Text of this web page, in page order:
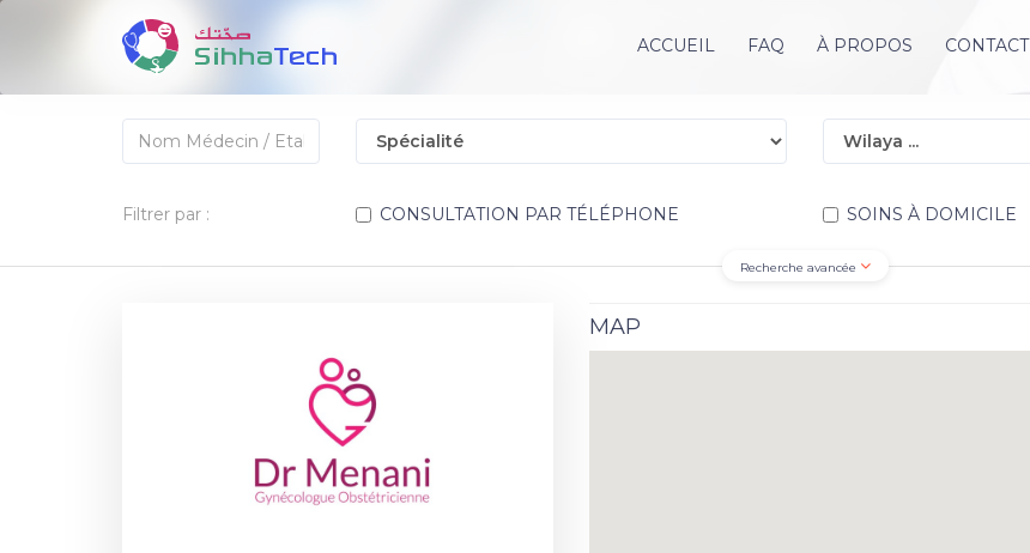
ACCUEIL FAQ À PROPOS CONTACT
Filtrer par : CONSULTATION PAR TÉLÉPHONE SOINS À DOMICILE
Recherche avancée
MAP